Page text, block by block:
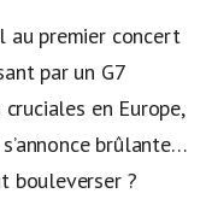
au premier concert
par un G7
en Europe,
brûlante…
bouleverser ?